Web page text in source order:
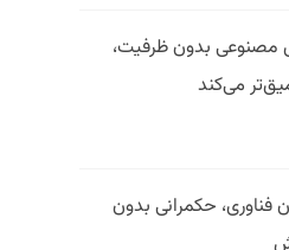
بدون ظرفیت،
می‌کند
حکمرانی بدون